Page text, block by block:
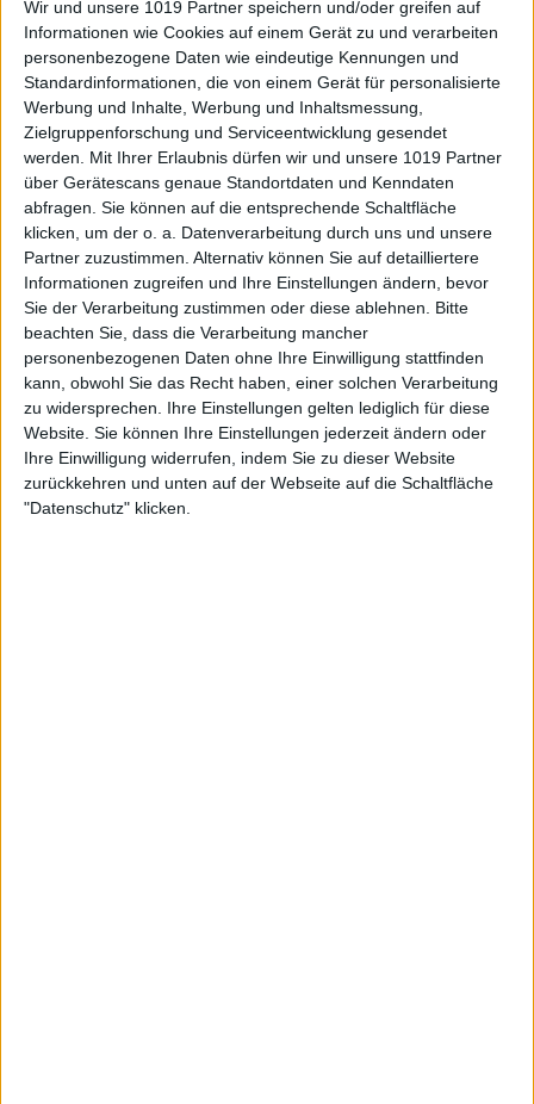
Wir und unsere 1019 Partner speichern und/oder greifen auf
Informationen wie Cookies auf einem Gerät zu und verarbeiten
personenbezogene Daten wie eindeutige Kennungen und
Standardinformationen, die von einem Gerät für personalisierte
Werbung und Inhalte, Werbung und Inhaltsmessung,
Zielgruppenforschung und Serviceentwicklung gesendet
werden.
Mit Ihrer Erlaubnis dürfen wir und unsere 1019 Partner
über Gerätescans genaue Standortdaten und Kenndaten
abfragen. Sie können auf die entsprechende Schaltfläche
klicken, um der o. a. Datenverarbeitung durch uns und unsere
Partner zuzustimmen. Alternativ können Sie auf detailliertere
Informationen zugreifen und Ihre Einstellungen ändern, bevor
Sie der Verarbeitung zustimmen oder diese ablehnen.
Bitte
beachten Sie, dass die Verarbeitung mancher
personenbezogenen Daten ohne Ihre Einwilligung stattfinden
kann, obwohl Sie das Recht haben, einer solchen Verarbeitung
zu widersprechen. Ihre Einstellungen gelten lediglich für diese
Website. Sie können Ihre Einstellungen jederzeit ändern oder
Ihre Einwilligung widerrufen, indem Sie zu dieser Website
zurückkehren und unten auf der Webseite auf die Schaltfläche
"Datenschutz" klicken.